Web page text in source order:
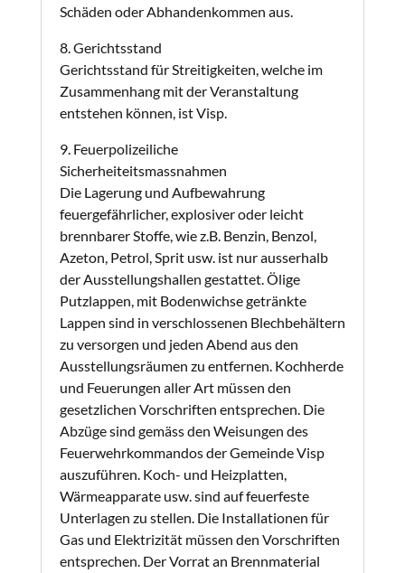
Schäden oder Abhandenkommen aus.
8. Gerichtsstand
Gerichtsstand für Streitigkeiten, welche im
Zusammenhang mit der Veranstaltung
entstehen können, ist Visp.
9. Feuerpolizeiliche
Sicherheiteitsmassnahmen
Die Lagerung und Aufbewahrung
feuergefährlicher, explosiver oder leicht
brennbarer Stoffe, wie z.B. Benzin, Benzol,
Azeton, Petrol, Sprit usw. ist nur ausserhalb
der Ausstellungshallen gestattet. Ölige
Putzlappen, mit Bodenwichse getränkte
Lappen sind in verschlossenen Blechbehältern
zu versorgen und jeden Abend aus den
Ausstellungsräumen zu entfernen. Kochherde
und Feuerungen aller Art müssen den
gesetzlichen Vorschriften entsprechen. Die
Abzüge sind gemäss den Weisungen des
Feuerwehrkommandos der Gemeinde Visp
auszuführen. Koch- und Heizplatten,
Wärmeapparate usw. sind auf feuerfeste
Unterlagen zu stellen. Die Installationen für
Gas und Elektrizität müssen den Vorschriften
entsprechen. Der Vorrat an Brennmaterial